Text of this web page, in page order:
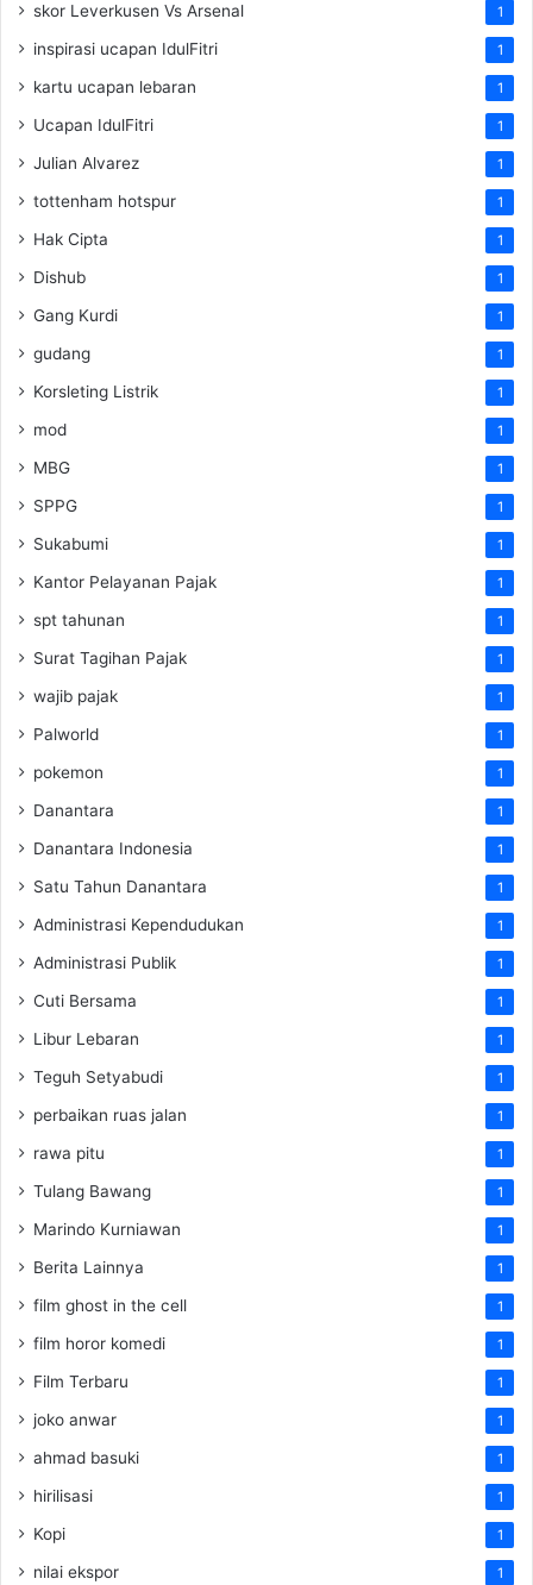
skor Leverkusen Vs Arsenal 1
inspirasi ucapan IdulFitri 1
kartu ucapan lebaran 1
Ucapan IdulFitri 1
Julian Alvarez 1
tottenham hotspur 1
Hak Cipta 1
Dishub 1
Gang Kurdi 1
gudang 1
Korsleting Listrik 1
mod 1
MBG 1
SPPG 1
Sukabumi 1
Kantor Pelayanan Pajak 1
spt tahunan 1
Surat Tagihan Pajak 1
wajib pajak 1
Palworld 1
pokemon 1
Danantara 1
Danantara Indonesia 1
Satu Tahun Danantara 1
Administrasi Kependudukan 1
Administrasi Publik 1
Cuti Bersama 1
Libur Lebaran 1
Teguh Setyabudi 1
perbaikan ruas jalan 1
rawa pitu 1
Tulang Bawang 1
Marindo Kurniawan 1
Berita Lainnya 1
film ghost in the cell 1
film horor komedi 1
Film Terbaru 1
joko anwar 1
ahmad basuki 1
hirilisasi 1
Kopi 1
nilai ekspor 1